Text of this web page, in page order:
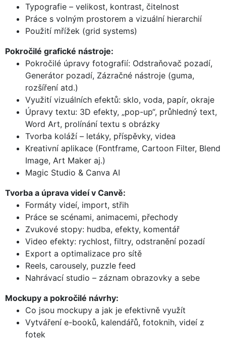
Typografie – velikost, kontrast, čitelnost
Práce s volným prostorem a vizuální hierarchií
Použití mřížek (grid systems)
Pokročilé grafické nástroje:
Pokročilé úpravy fotografií: Odstraňovač pozadí,
Generátor pozadí, Zázračné nástroje (guma,
rozšíření atd.)
Využití vizuálních efektů: sklo, voda, papír, okraje
Úpravy textu: 3D efekty, „pop-up“, průhledný text,
Word Art, prolínání textu s obrázky
Tvorba koláží – letáky, příspěvky, videa
Kreativní aplikace (Fontframe, Cartoon Filter, Blend
Image, Art Maker aj.)
Magic Studio & Canva AI
Tvorba a úprava videí v Canvě:
Formáty videí, import, střih
Práce se scénami, animacemi, přechody
Zvukové stopy: hudba, efekty, komentář
Video efekty: rychlost, filtry, odstranění pozadí
Export a optimalizace pro sítě
Reels, carousely, puzzle feed
Nahrávací studio – záznam obrazovky a sebe
Mockupy a pokročilé návrhy:
Co jsou mockupy a jak je efektivně využít
Vytváření e-booků, kalendářů, fotoknih, videí z
fotek